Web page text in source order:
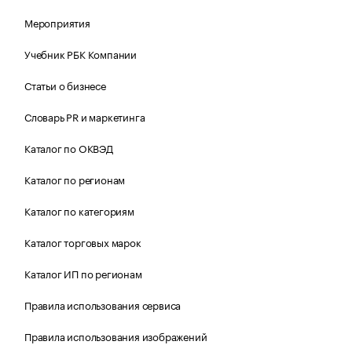
Мероприятия
Учебник РБК Компании
Статьи о бизнесе
Словарь PR и маркетинга
Каталог по ОКВЭД
Каталог по регионам
Каталог по категориям
Каталог торговых марок
Каталог ИП по регионам
Правила использования сервиса
Правила использования изображений